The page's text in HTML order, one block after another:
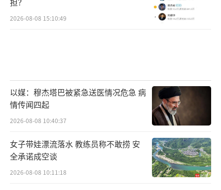
2026-08-08 15:10:49
以媒：穆杰塔巴被紧急送医情况危急 病
情传闻四起
2026-08-08 10:40:37
女子带娃漂流落水 教练员称不敢捞 安
全承诺成空谈
2026-08-08 10:11:18